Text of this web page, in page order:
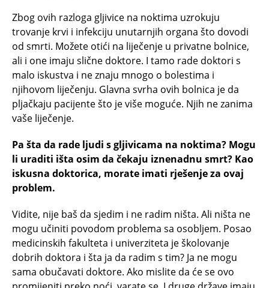
Zbog ovih razloga gljivice na noktima uzrokuju
trovanje krvi i infekciju unutarnjih organa što dovodi
od smrti. Možete otići na liječenje u privatne bolnice,
ali i one imaju slične doktore. I tamo rade doktori s
malo iskustva i ne znaju mnogo o bolestima i
njihovom liječenju. Glavna svrha ovih bolnica je da
pljačkaju pacijente što je više moguće. Njih ne zanima
vaše liječenje.
Pa šta da rade ljudi s gljivicama na noktima? Mogu
li uraditi išta osim da čekaju iznenadnu smrt? Kao
iskusna doktorica, morate imati rješenje za ovaj
problem.
Vidite, nije baš da sjedim i ne radim ništa. Ali ništa ne
mogu učiniti povodom problema sa osobljem. Posao
medicinskih fakulteta i univerziteta je školovanje
dobrih doktora i šta ja da radim s tim? Ja ne mogu
sama obučavati doktore. Ako mislite da će se ovo